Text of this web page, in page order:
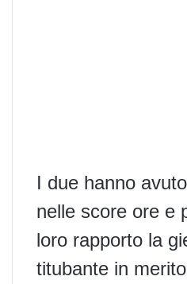
I due hanno
nelle score ore e
loro rapporto la
titubante in